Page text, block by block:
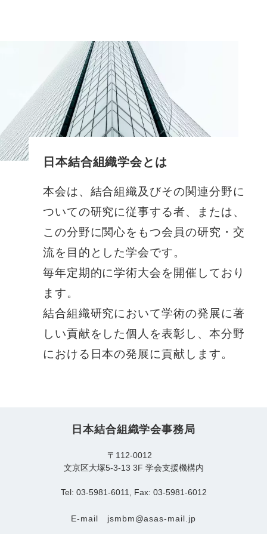
日本結合組織学会とは
本会は、結合組織及びその関連分野に
ついての研究に従事する者、または、
この分野に関心をもつ会員の研究・交
流を目的とした学会です。
毎年定期的に学術大会を開催しており
ます。
結合組織研究において学術の発展に著
しい貢献をした個人を表彰し、本分野
における日本の発展に貢献します。
日本結合組織学会事務局
〒112-0012
文京区大塚5-3-13 3F 学会支援機構内
Tel: 03-5981-6011, Fax: 03-5981-6012
E-mail jsmbm@asas-mail.jp